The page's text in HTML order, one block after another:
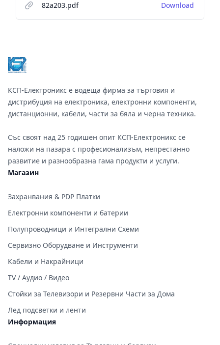
82a203.pdf Download
КСП-Електроникс е водеща фирма за търговия и
дистрибуция на електроника, електронни компоненти,
дистанционни, кабели, части за бяла и черна техника.
Със своят над 25 годишен опит КСП-Електроникс се
наложи на пазара с професионализъм, непрестанно
развитие и разнообразна гама продукти и услуги.
Магазин
Захранвания & PDP Платки
Електронни компоненти и батерии
Полупроводници и Интегрални Схеми
Сервизно Оборудване и Инструменти
Кабели и Накрайници
TV / Аудио / Видео
Стойки за Телевизори и Резервни Части за Дома
Лед подсветки и ленти
Информация